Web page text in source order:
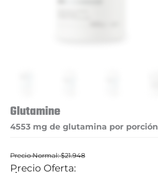
Glutamine
4553 mg de glutamina por porción
$21.948